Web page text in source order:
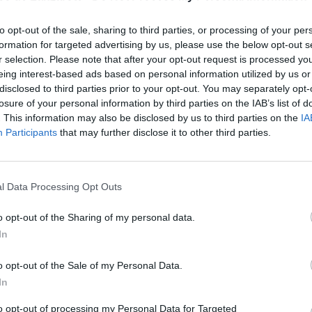
opt-out of the sale, sharing to third parties, or processing of your
for targeted advertising by us, please use the below opt-out
selection. Please note that after your opt-out request is processed
interest-based ads based on personal information utilized by us
to third parties prior to your opt-out. You may separately
of your personal information by third parties on the IAB’s list of
This information may also be disclosed by us to third parties on the
Participants that may further disclose it to other third parties.
Data Processing Opt Outs
opt-out of the Sharing of my personal data.
opt-out of the Sale of my Personal Data.
opt-out of processing my Personal Data for Targeted
Federación Turística de
ha logrado esta semana
y en España”, algo que “era
Thomas Cook ha causado
locales”.
Ciudadanos, ya que eso ha
y de Baleares “se lleven
una interpelación en
la falta de competitividad, y
de influir y desarrollar
del queroseno”, ha indicado el
Tenerife, Melisa Rodríguez, ha
Canarias, para no quedar
canaria Ciudadanos lleva una